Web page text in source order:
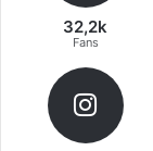
32,2k
Fans